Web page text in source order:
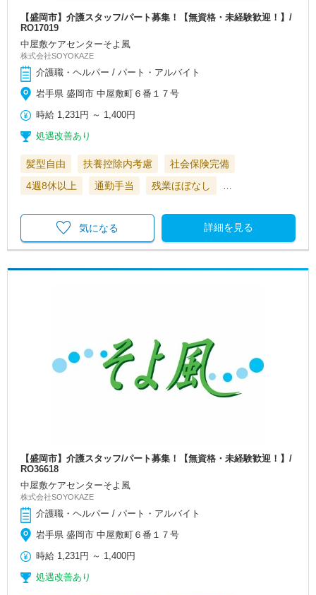
【盛岡市】介護スタッフ/パート募集！【無資格・未経験歓迎！】/
RO17019
中屋敷ケアセンターそよ風
株式会社SOYOKAZE
介護職・ヘルパー / パート・アルバイト
岩手県 盛岡市 中屋敷町６番１７号
時給 1,231円 ～ 1,400円
処遇改善あり
髪型自由 扶養控除内考慮
社会保険完備
4週8休以上
通勤手当 残業ほぼなし
詳細を見る
気になる
【盛岡市】介護スタッフ/パート募集！【無資格・未経験歓迎！】/
RO36618
中屋敷ケアセンターそよ風
株式会社SOYOKAZE
介護職・ヘルパー / パート・アルバイト
岩手県 盛岡市 中屋敷町６番１７号
時給 1,231円 ～ 1,400円
処遇改善あり